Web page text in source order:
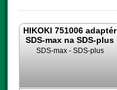
HIKOKI 751006 adaptér
SDS-max na SDS-plus
SDS-max - SDS-plus